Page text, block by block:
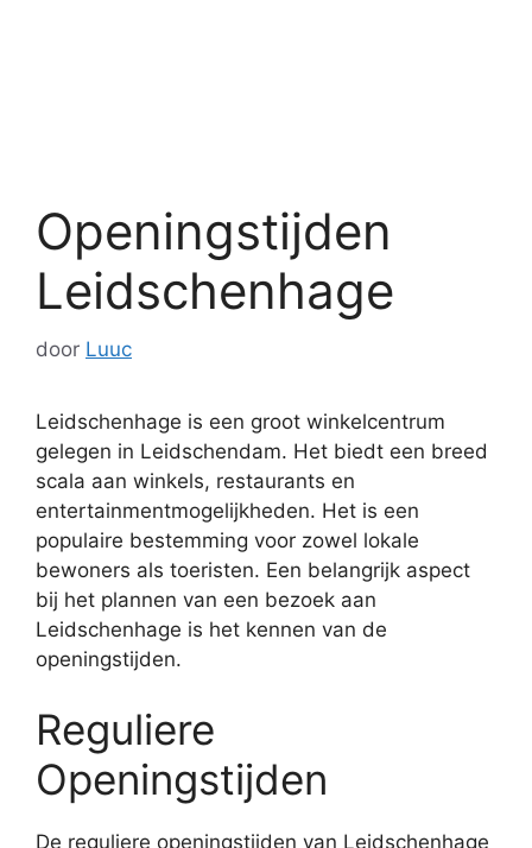
Openingstijden
Leidschenhage
door Luuc
Leidschenhage is een groot winkelcentrum
gelegen in Leidschendam. Het biedt een breed
scala aan winkels, restaurants en
entertainmentmogelijkheden. Het is een
populaire bestemming voor zowel lokale
bewoners als toeristen. Een belangrijk aspect
bij het plannen van een bezoek aan
Leidschenhage is het kennen van de
openingstijden.
Reguliere
Openingstijden
De reguliere openingstijden van Leidschenhage